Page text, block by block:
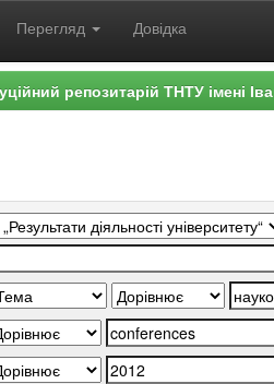
Перегляд Довідка
репозитарій ТНТУ імені